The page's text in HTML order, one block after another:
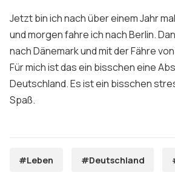
Jetzt bin ich nach über einem Jahr
und morgen fahre ich nach Berlin.
nach Dänemark und mit der Fähre
Für mich ist das ein bisschen eine
Deutschland. Es ist ein bisschen
Spaß.
#Leben #Deutschland